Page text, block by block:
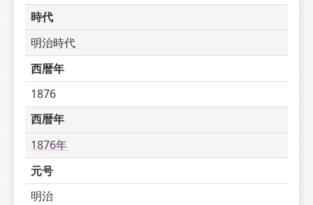
時代
明治時代
西暦年
1876
西暦年
1876年
元号
明治